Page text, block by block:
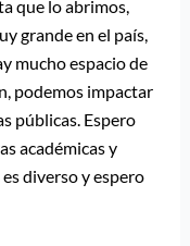
que lo abrimos,
grande en el país,
mucho espacio de
podemos impactar
públicas. Espero
académicas y
diverso y espero